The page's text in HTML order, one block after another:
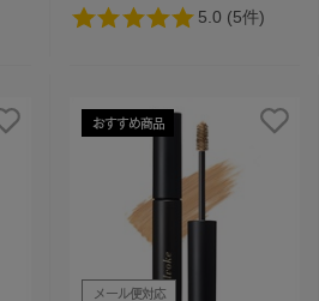
Summer Collection＞
おすすめ商品
メール便対応